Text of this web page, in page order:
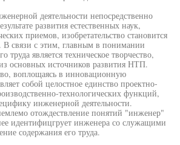
деятельности непосредственно
развития естественных наук,
приемов, изобретательство становится
В связи с этим, главным в понимании
является техническое творчество,
основных источников развития НТП.
воплощаясь в инновационную
собой целостное единство проектно-
технологических функций,
инженерной деятельности.
отождествление понятий "инженер"
идентифицгрует инженера со служащими
содержания его труда.